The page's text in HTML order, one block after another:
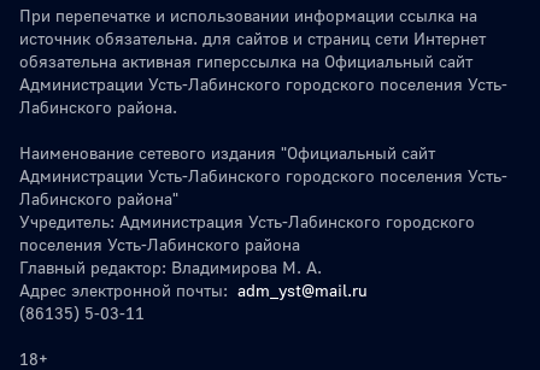
При перепечатке и использовании информации ссылка на
источник обязательна. для сайтов и страниц сети Интернет
обязательна активная гиперссылка на Официальный сайт
Администрации Усть-Лабинского городского поселения Усть-
Лабинского района.
Наименование сетевого издания "Официальный сайт
Администрации Усть-Лабинского городского поселения Усть-
Лабинского района"
Учредитель: Администрация Усть-Лабинского городского
поселения Усть-Лабинского района
Главный редактор: Владимирова М. А.
Адрес электронной почты: adm_yst@mail.ru
(86135) 5-03-11
18+